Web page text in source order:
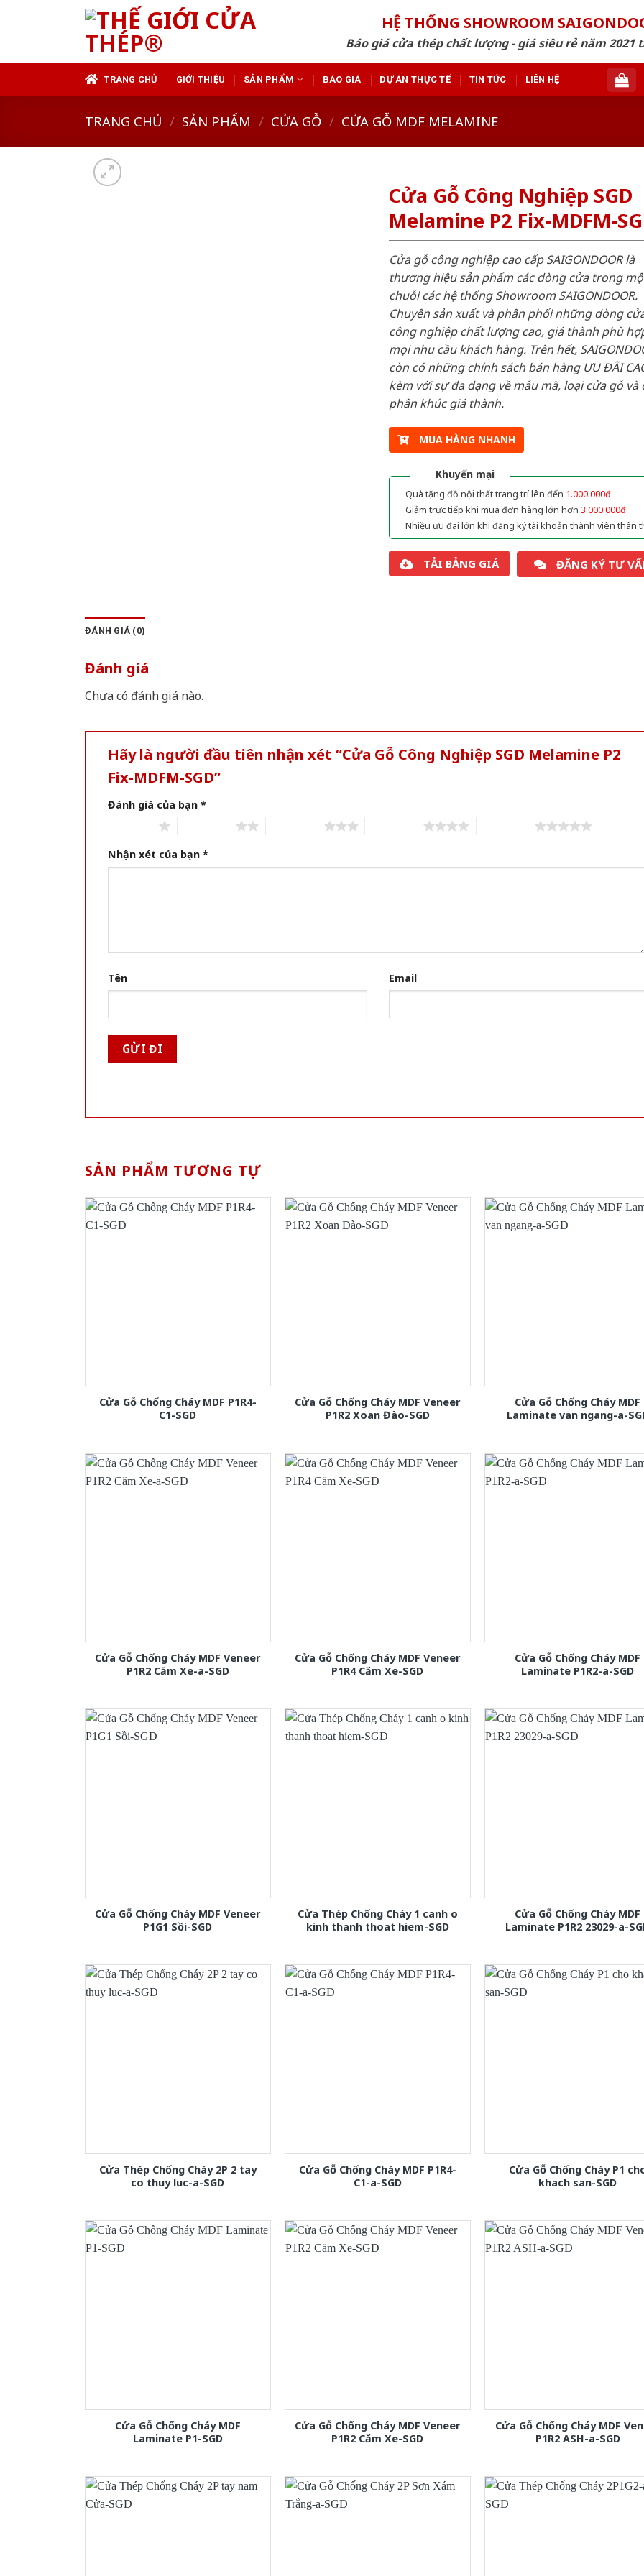
HỆ THỐNG SHOWROOM
Báo giá cửa thép chất lượng - giá siêu rẻ năm 2021
TRANG CHỦ GIỚI THIỆU SẢN PHẨM BÁO GIÁ DỰ ÁN THỰC TẾ TIN TỨC LIÊN HỆ
TRANG CHỦ / SẢN PHẨM / CỬA GỖ / CỬA GỖ MDF MELAMINE
Cửa Gỗ Công Nghiệp SGD
Melamine P2 Fix-MDFM-
Cửa gỗ công nghiệp cao cấp SAIGONDOOR là
thương hiệu sản phẩm các dòng cửa trong
chuỗi các hệ thống Showroom SAIGONDOOR.
Chuyên sản xuất và phân phối những dòng
công nghiệp chất lượng cao, giá thành phù
mọi nhu cầu khách hàng. Trên hết,
còn có những chính sách bán hàng ƯU ĐÃI
kèm với sự đa dạng về mẫu mã, loại cửa gỗ và
phân khúc giá thành.
MUA HÀNG NHANH
Khuyến mại
Quà tặng đồ nội thất trang trí lên đến 1.000.000đ
Giảm trực tiếp khi mua đơn hàng lớn hơn 3.000.000đ
Nhiều ưu đãi lớn khi đăng ký tài khoản thành viên thân
TẢI BẢNG GIÁ ĐĂNG KÝ TƯ
ĐÁNH GIÁ (0)
Đánh giá
Chưa có đánh giá nào.
Hãy là người đầu tiên nhận xét “Cửa Gỗ Công Nghiệp SGD Melamine P2
Fix-MDFM-SGD”
Đánh giá của bạn *
Nhận xét của bạn *
Tên Email
SẢN PHẨM TƯƠNG TỰ
Cửa Gỗ Chống Cháy MDF P1R4-
C1-SGD
Cửa Gỗ Chống Cháy MDF Veneer
P1R2 Xoan Đào-SGD
Cửa Gỗ Chống Cháy MDF
Laminate van ngang-a-
Cửa Gỗ Chống Cháy MDF Veneer
P1R2 Căm Xe-a-SGD
Cửa Gỗ Chống Cháy MDF Veneer
P1R4 Căm Xe-SGD
Cửa Gỗ Chống Cháy MDF
Laminate P1R2-a-SGD
Cửa Gỗ Chống Cháy MDF Veneer
P1G1 Sồi-SGD
Cửa Thép Chống Cháy 1 canh o
kinh thanh thoat hiem-SGD
Cửa Gỗ Chống Cháy MDF
Laminate P1R2 23029-a-
Cửa Thép Chống Cháy 2P 2 tay
co thuy luc-a-SGD
Cửa Gỗ Chống Cháy MDF P1R4-
C1-a-SGD
Cửa Gỗ Chống Cháy P1
khach san-SGD
Cửa Gỗ Chống Cháy MDF
Laminate P1-SGD
Cửa Gỗ Chống Cháy MDF Veneer
P1R2 Căm Xe-SGD
Cửa Gỗ Chống Cháy MDF
P1R2 ASH-a-SGD